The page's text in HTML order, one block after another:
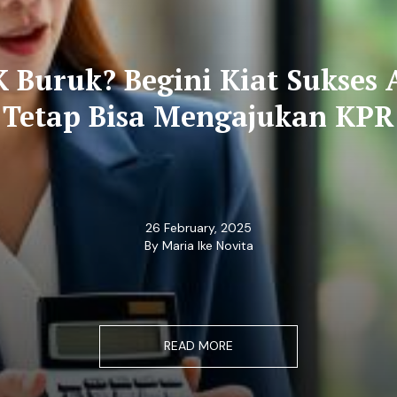
Buruk? Begini Kiat Sukses
Tetap Bisa Mengajukan KPR
26 February, 2025
By Maria Ike Novita
READ MORE